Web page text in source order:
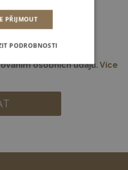
osobních údajů. Více
PŘIJMOUT
PODROBNOSTI